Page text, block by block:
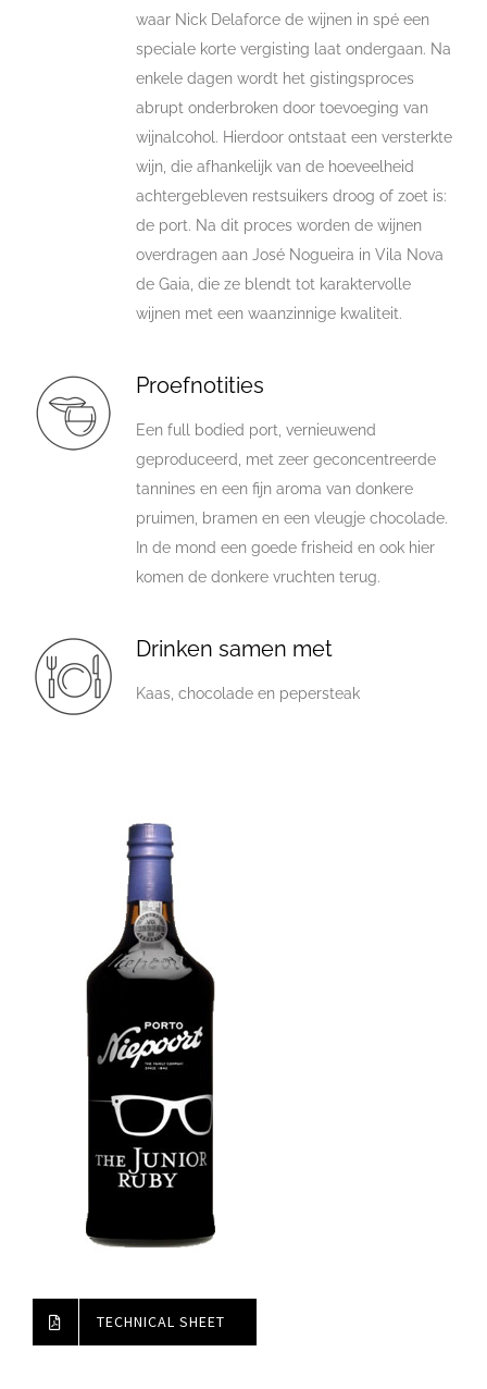
waar Nick Delaforce de wijnen in spé een
speciale korte vergisting laat ondergaan. Na
enkele dagen wordt het gistingsproces
abrupt onderbroken door toevoeging van
wijnalcohol. Hierdoor ontstaat een versterkte
wijn, die afhankelijk van de hoeveelheid
achtergebleven restsuikers droog of zoet is:
de port. Na dit proces worden de wijnen
overdragen aan José Nogueira in Vila Nova
de Gaia, die ze blendt tot karaktervolle
wijnen met een waanzinnige kwaliteit.
Proefnotities
Een full bodied port, vernieuwend
geproduceerd, met zeer geconcentreerde
tannines en een fijn aroma van donkere
pruimen, bramen en een vleugje chocolade.
In de mond een goede frisheid en ook hier
komen de donkere vruchten terug.
Drinken samen met
Kaas, chocolade en pepersteak
TECHNICAL SHEET